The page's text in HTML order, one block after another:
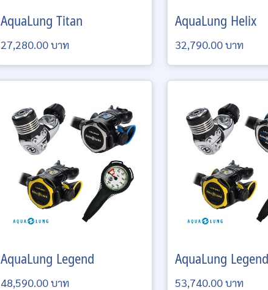
AquaLung Titan
27,280.00 บาท
AquaLung Helix
32,790.00 บาท
AquaLung Legend
48,590.00 บาท
AquaLung
53,740.00 บาท